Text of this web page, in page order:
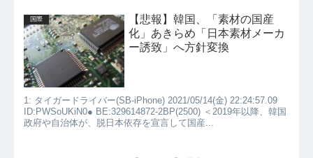
国際
【悲報】韓国、「素材の国産
化」あきらめ「日本素材メーカ
ー誘致」へ方針変換
1: タイガードライバー(SB-iPhone) 2021/05/14(金) 22:24:57.09
ID:PWSoUKiN0● BE:329614872-2BP(2500) ＜2019年以降、韓国
政府や自治体が、脱日本依存を宣言して国産...